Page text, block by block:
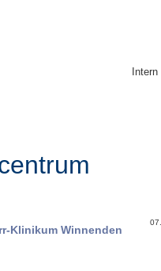
Intern
Klinikum Winnenden